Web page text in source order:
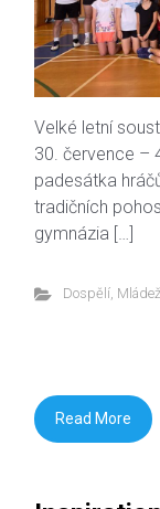
Velké letní
30. července –
padesátka
tradičních
gymnázia […]
Dospělí, Mládež
Read More